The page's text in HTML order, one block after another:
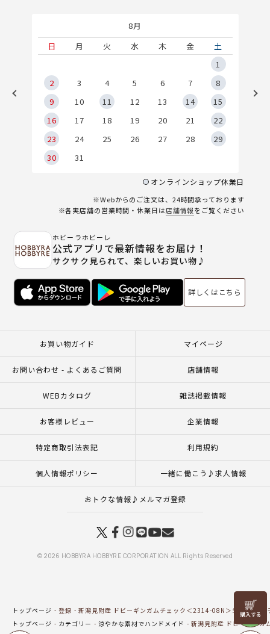
リリヤン
フェア
8月
日
月 火 水 木 金
土
1
2
3 4 5 6 7
8
9
10 11 12 13 14
15
16
17 18 19 20 21
22
23
24 25 26 27 28
29
30
31
オンラインショップ休業日
※Webからのご注文は、24時間承っております
※各実店舗の営業時間・休業日は店舗情報をご覧ください
ホビーラホビーレ
公式アプリで最新情報をお届け！
サクサク見られて、楽しいお買い物♪
詳しくはこちら
お買い物ガイド マイページ
お問い合わせ - よくあるご質問 店舗情報
WEBカタログ 雑誌掲載情報
お客様レビュー 企業情報
特定商取引法表記 利用規約
個人情報ポリシー 一緒に働こう♪求人情報
おトクな情報♪メルマガ登録
© 2026 HOBBYRA HOBBYRE CORPORATION ALL Rights Reserved
トップページ 登録
新潟見附産 ドビーギンガムチェック＜2314-08N＞生地 ホビー
トップページ
カテゴリー 涼やかな素材でハンドメイド
新潟見附産 ドビーギンガ